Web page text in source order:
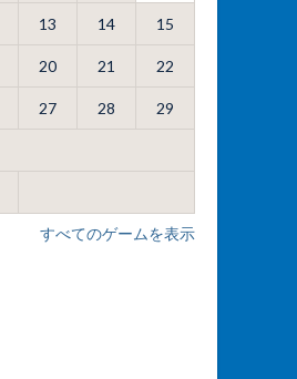
13 14 15
20 21 22
27 28 29
すべてのゲームを表示